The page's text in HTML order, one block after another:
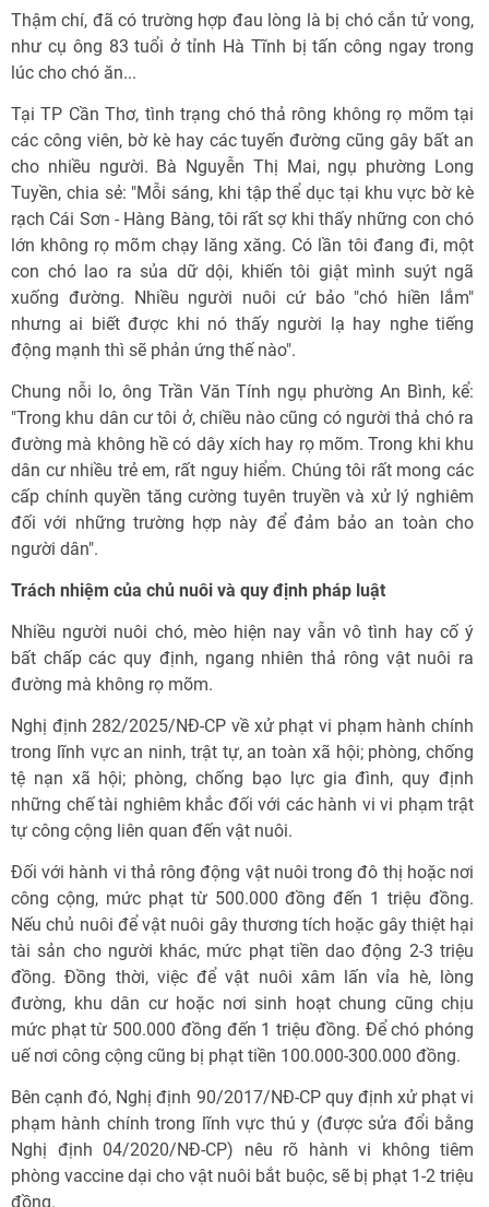
Thậm chí, đã có trường hợp đau lòng là bị chó cắn tử vong,
như cụ ông 83 tuổi ở tỉnh Hà Tĩnh bị tấn công ngay trong
lúc cho chó ăn...
Tại TP Cần Thơ, tình trạng chó thả rông không rọ mõm tại
các công viên, bờ kè hay các tuyến đường cũng gây bất an
cho nhiều người. Bà Nguyễn Thị Mai, ngụ phường Long
Tuyền, chia sẻ: "Mỗi sáng, khi tập thể dục tại khu vực bờ kè
rạch Cái Sơn - Hàng Bàng, tôi rất sợ khi thấy những con chó
lớn không rọ mõm chạy lăng xăng. Có lần tôi đang đi, một
con chó lao ra sủa dữ dội, khiến tôi giật mình suýt ngã
xuống đường. Nhiều người nuôi cứ bảo "chó hiền lắm"
nhưng ai biết được khi nó thấy người lạ hay nghe tiếng
động mạnh thì sẽ phản ứng thế nào".
Chung nỗi lo, ông Trần Văn Tính ngụ phường An Bình, kể:
"Trong khu dân cư tôi ở, chiều nào cũng có người thả chó ra
đường mà không hề có dây xích hay rọ mõm. Trong khi khu
dân cư nhiều trẻ em, rất nguy hiểm. Chúng tôi rất mong các
cấp chính quyền tăng cường tuyên truyền và xử lý nghiêm
đối với những trường hợp này để đảm bảo an toàn cho
người dân".
Trách nhiệm của chủ nuôi và quy định pháp luật
Nhiều người nuôi chó, mèo hiện nay vẫn vô tình hay cố ý
bất chấp các quy định, ngang nhiên thả rông vật nuôi ra
đường mà không rọ mõm.
Nghị định 282/2025/NĐ-CP về xử phạt vi phạm hành chính
trong lĩnh vực an ninh, trật tự, an toàn xã hội; phòng, chống
tệ nạn xã hội; phòng, chống bạo lực gia đình, quy định
những chế tài nghiêm khắc đối với các hành vi vi phạm trật
tự công cộng liên quan đến vật nuôi.
Đối với hành vi thả rông động vật nuôi trong đô thị hoặc nơi
công cộng, mức phạt từ 500.000 đồng đến 1 triệu đồng.
Nếu chủ nuôi để vật nuôi gây thương tích hoặc gây thiệt hại
tài sản cho người khác, mức phạt tiền dao động 2-3 triệu
đồng. Đồng thời, việc để vật nuôi xâm lấn vỉa hè, lòng
đường, khu dân cư hoặc nơi sinh hoạt chung cũng chịu
mức phạt từ 500.000 đồng đến 1 triệu đồng. Để chó phóng
uế nơi công cộng cũng bị phạt tiền 100.000-300.000 đồng.
Bên cạnh đó, Nghị định 90/2017/NĐ-CP quy định xử phạt vi
phạm hành chính trong lĩnh vực thú y (được sửa đổi bằng
Nghị định 04/2020/NĐ-CP) nêu rõ hành vi không tiêm
phòng vaccine dại cho vật nuôi bắt buộc, sẽ bị phạt 1-2 triệu
đồng.